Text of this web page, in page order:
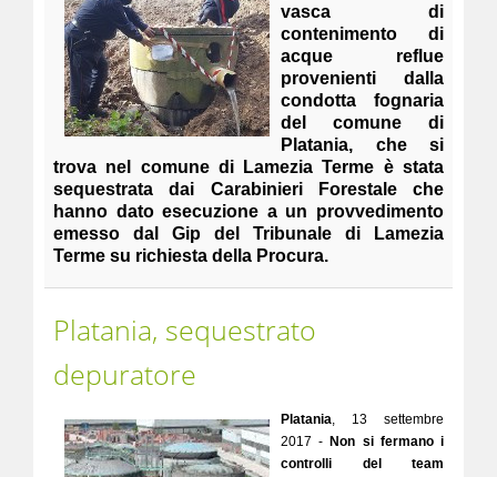
vasca di
contenimento di
acque reflue
provenienti dalla
condotta fognaria
del comune di
Platania, che si
trova nel comune di Lamezia Terme è stata
sequestrata dai Carabinieri Forestale che
hanno dato esecuzione a un provvedimento
emesso dal Gip del Tribunale di Lamezia
Terme su richiesta della Procura.
Platania, sequestrato
depuratore
Platania, 13 settembre
2017 - Non si fermano i
controlli del team